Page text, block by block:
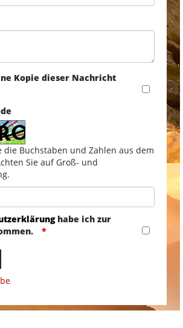
Kopie dieser Nachricht
die Buchstaben und Zahlen aus dem
Sie auf Groß- und
habe ich zur